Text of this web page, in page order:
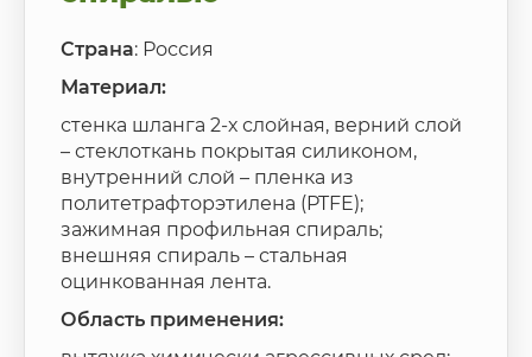
Страна: Россия
Материал:
стенка шланга 2-х слойная, верний слой
– стеклоткань покрытая силиконом,
внутренний слой – пленка из
политетрафторэтилена (PTFE);
зажимная профильная спираль;
внешняя спираль – стальная
оцинкованная лента.
Область применения: